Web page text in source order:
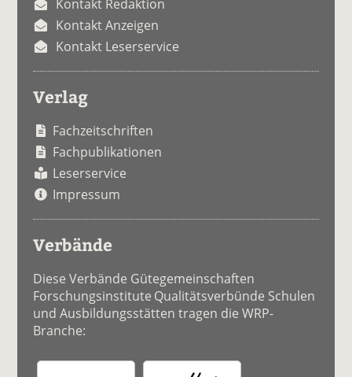
Kontakt Redaktion
Kontakt Anzeigen
Kontakt Leserservice
Verlag
Fachzeitschriften
Fachpublikationen
Leserservice
Impressum
Verbände
Diese Verbände Gütegemeinschaften
Forschungsinstitute Qualitätsverbünde Schulen
und Ausbildungsstätten tragen die WRP-
Branche: